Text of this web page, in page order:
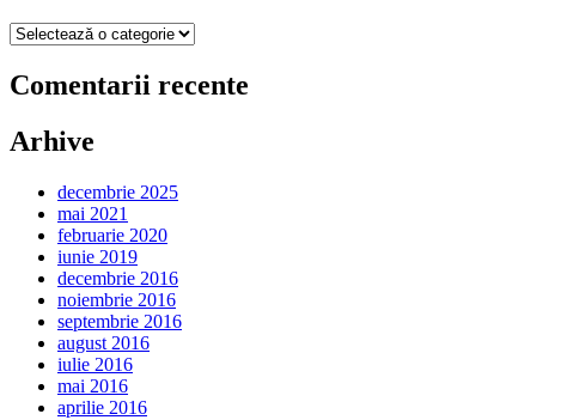
Categorii
Comentarii recente
Arhive
decembrie 2025
mai 2021
februarie 2020
iunie 2019
decembrie 2016
noiembrie 2016
septembrie 2016
august 2016
iulie 2016
mai 2016
aprilie 2016